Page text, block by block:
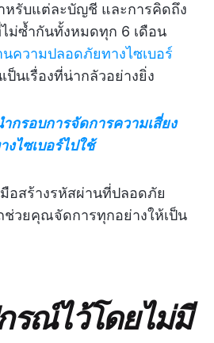
หรับแต่ละบัญชี และการคิดถึง
ม่ซ้ำกันทั้งหมดทุก 6 เดือน
ความปลอดภัยทางไซเบอร์
ป็นเรื่องที่น่ากลัวอย่างยิ่ง
ำกรอบการจัดการความเสี่ยง
ไซเบอร์ไปใช้
อสร้างรหัสผ่านที่ปลอดภัย
วยคุณจัดการทุกอย่างให้เป็น
รณ์ไว้โดยไม่มี